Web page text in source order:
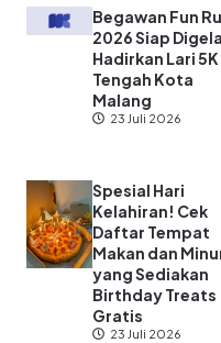
Begawan Fun
2026 Siap
Hadirkan Lari 5K
Tengah Kota
Malang
23 Juli 2026
Spesial Hari
Kelahiran! Cek
Daftar Tempat
Makan dan
yang Sediakan
Birthday Treats
Gratis
23 Juli 2026